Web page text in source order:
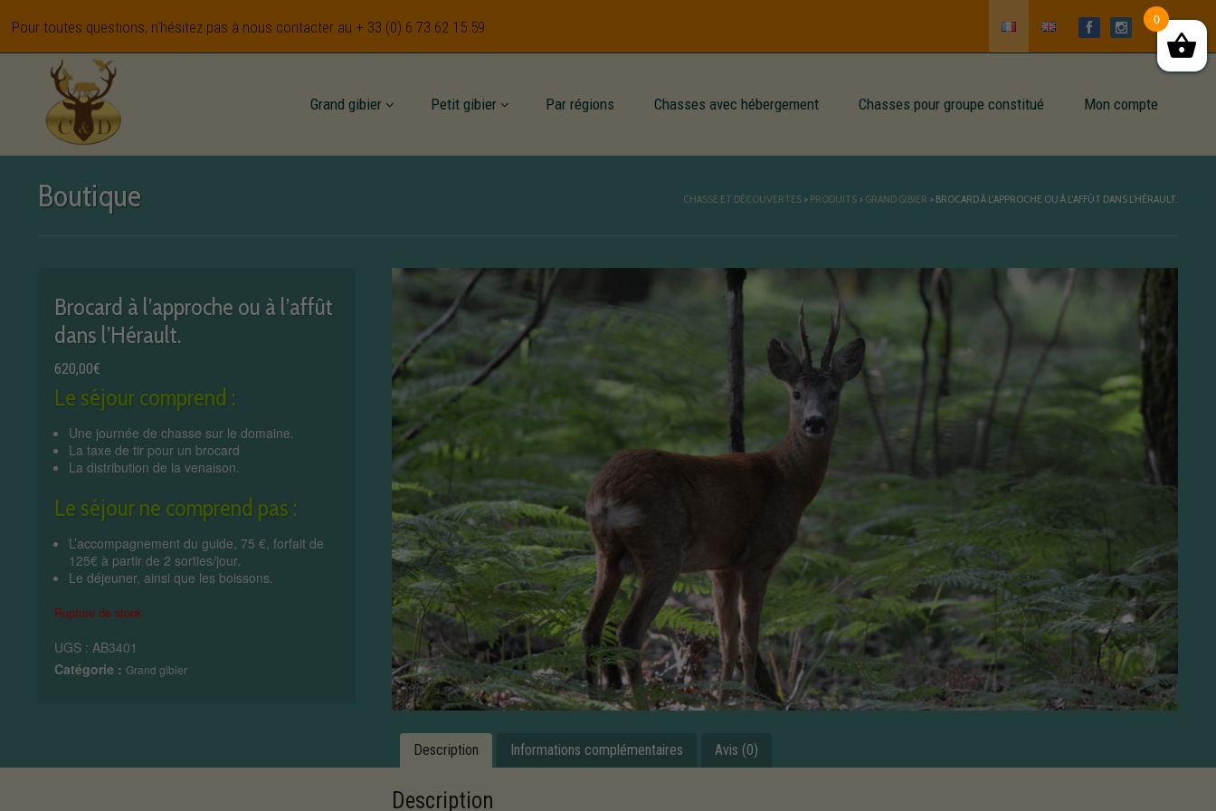
Pour toutes questions, n'hésitez pas à nous contacter au + 33 (0) 6 73 62 15 59
Grand gibier Petit gibier Par régions Chasses avec hébergement Chasses pour groupe constitué Mon compte
Boutique CHASSE ET DÉCOUVERTES > PRODUITS > GRAND GIBIER > BROCARD À L’APPROCHE OU À L’AFFÛT DANS L’HÉRAULT.
Brocard à l’approche ou à l’affût
dans l’Hérault.
620,00€
Le séjour comprend :
Une journée de chasse sur le domaine.
La taxe de tir pour un brocard
La distribution de la venaison.
Le séjour ne comprend pas :
L’accompagnement du guide, 75 €, forfait de
125€ à partir de 2 sorties/jour.
Le déjeuner, ainsi que les boissons.
Rupture de stock
UGS : AB3401
Catégorie : Grand gibier
Description Informations complémentaires Avis (0)
Description
0